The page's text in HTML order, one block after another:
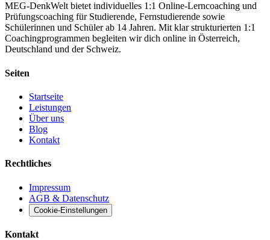
MEG-DenkWelt bietet individuelles 1:1 Online-Lerncoaching und
Prüfungscoaching für Studierende, Fernstudierende sowie
Schülerinnen und Schüler ab 14 Jahren. Mit klar strukturierten 1:1
Coachingprogrammen begleiten wir dich online in Österreich,
Deutschland und der Schweiz.
Seiten
Startseite
Leistungen
Über uns
Blog
Kontakt
Rechtliches
Impressum
AGB & Datenschutz
Cookie-Einstellungen
Kontakt